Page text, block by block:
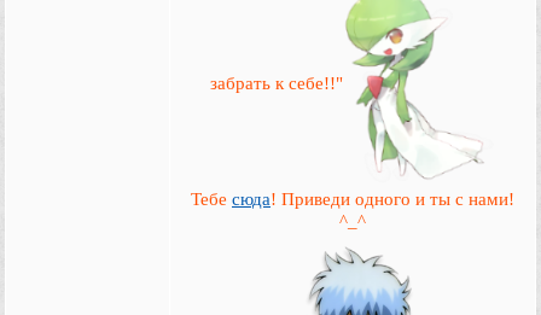
забрать к себе!!"
Тебе сюда! Приведи одного и ты с нами!
^_^